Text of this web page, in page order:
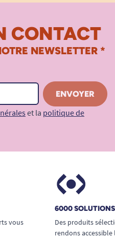
CONTACT
NEWSLETTER *
et la politique de
vous
6000
Des produits
rendons